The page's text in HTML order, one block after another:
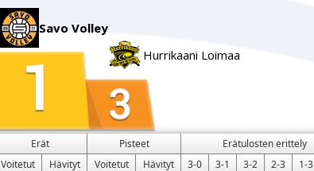
Savo Volley
Hurrikaani Loimaa
Erät Pisteet Erätulosten erittely
Voitetut Hävityt Voitetut Hävityt 3-0 3-1 3-2 2-3 1-3